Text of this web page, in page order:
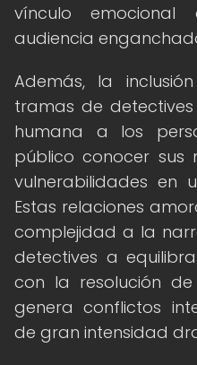
vínculo
audiencia
Además, la
tramas de
humana a los
público conocer sus
vulnerabilidades en
Estas relaciones
complejidad a la
detectives a
con la resolución
genera conflictos
de gran intensidad